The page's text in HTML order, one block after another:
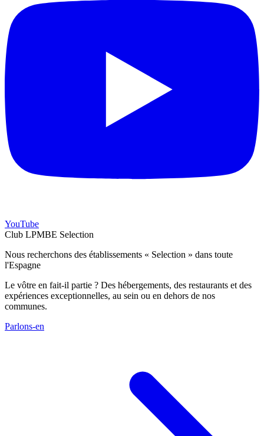
YouTube
Club LPMBE Selection
Nous recherchons des établissements « Selection » dans toute
l'Espagne
Le vôtre en fait-il partie ? Des hébergements, des restaurants et des
expériences exceptionnelles, au sein ou en dehors de nos
communes.
Parlons-en